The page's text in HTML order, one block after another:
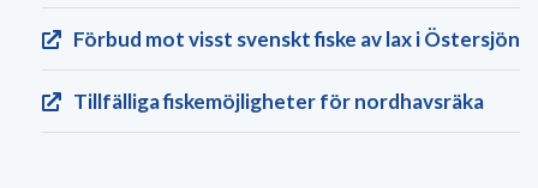
Förbud mot visst svenskt fiske av lax i Östersjön
Tillfälliga fiskemöjligheter för nordhavsräka